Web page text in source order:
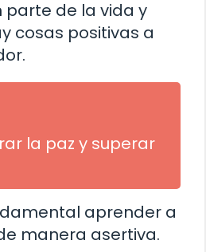
parte de la vida y
cosas positivas a
la paz y superar
aprender a
manera asertiva.